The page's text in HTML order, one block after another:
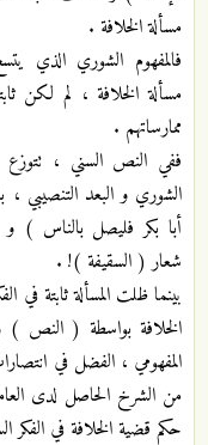
مسألة الخلافة .
فالمفهوم الشوري الذي
مسألة الخلافة ، لم لكن
ممارساتهم .
ففي النص السني ، تتوزع
الشوري و البعد التنصيبي
أبا بكر فليصل بالناس )
شعار ( السقيفة )! .
بينما ظلت المسألة ثابتة في
الخلافة بواسطة ( النص
المفهومي ، الفضل في
من الشرخ الحاصل لدى
حكم قضية الخلافة في الفكر